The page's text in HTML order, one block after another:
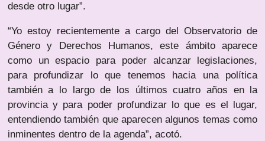
desde otro lugar”.
“Yo estoy recientemente a cargo del Observatorio de
Género y Derechos Humanos, este ámbito aparece
como un espacio para poder alcanzar legislaciones,
para profundizar lo que tenemos hacia una política
también a lo largo de los últimos cuatro años en la
provincia y para poder profundizar lo que es el lugar,
entendiendo también que aparecen algunos temas como
inminentes dentro de la agenda”, acotó.